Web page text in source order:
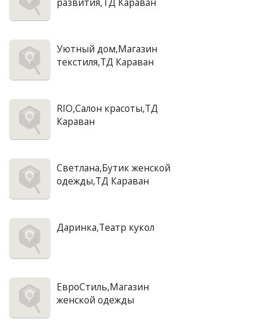
Уютный дом,Магазин
текстиля,ТД Караван
RIO,Салон красоты,ТД
Караван
Светлана,Бутик женской
одежды,ТД Караван
Даринка,Театр кукол
ЕвроСтиль,Магазин
женской одежды